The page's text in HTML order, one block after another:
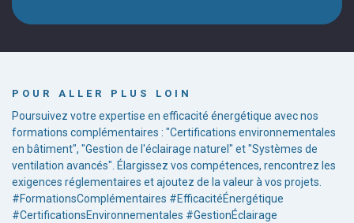
POUR ALLER PLUS LOIN
Poursuivez votre expertise en efficacité énergétique avec nos
formations complémentaires : "Certifications environnementales
en bâtiment", "Gestion de l'éclairage naturel" et "Systèmes de
ventilation avancés". Élargissez vos compétences, rencontrez les
exigences réglementaires et ajoutez de la valeur à vos projets.
#FormationsComplémentaires #EfficacitéÉnergétique
#CertificationsEnvironnementales #GestionÉclairage